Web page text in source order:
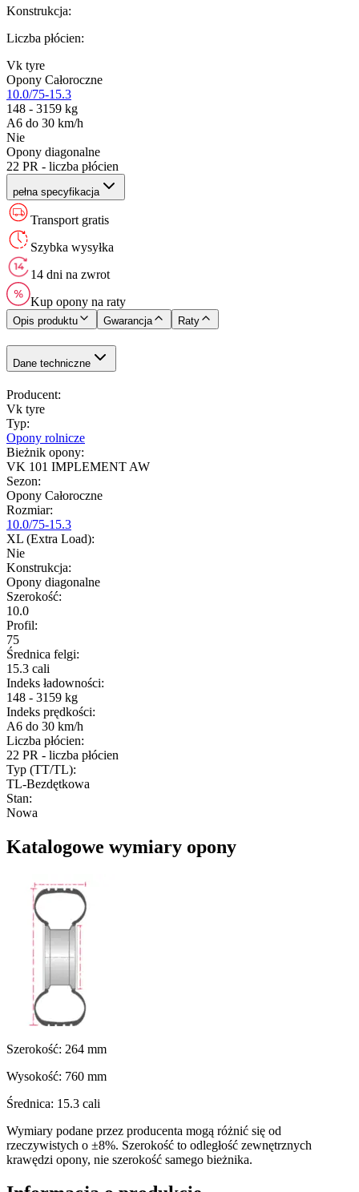
Konstrukcja:
Liczba płócien:
Vk tyre
Opony Całoroczne
10.0/75-15.3
148 - 3159 kg
A6 do 30 km/h
Nie
Opony diagonalne
22 PR - liczba płócien
pełna specyfikacja
Transport gratis
Szybka wysyłka
14 dni na zwrot
Kup opony na raty
Opis produktu Gwarancja Raty
Dane techniczne
Producent:
Vk tyre
Typ:
Opony rolnicze
Bieżnik opony:
VK 101 IMPLEMENT AW
Sezon:
Opony Całoroczne
Rozmiar:
10.0/75-15.3
XL (Extra Load):
Nie
Konstrukcja:
Opony diagonalne
Szerokość:
10.0
Profil:
75
Średnica felgi:
15.3 cali
Indeks ładowności:
148 - 3159 kg
Indeks prędkości:
A6 do 30 km/h
Liczba płócien:
22 PR - liczba płócien
Typ (TT/TL):
TL-Bezdętkowa
Stan:
Nowa
Katalogowe wymiary opony
Szerokość: 264 mm
Wysokość: 760 mm
Średnica: 15.3 cali
Wymiary podane przez producenta mogą różnić się od
rzeczywistych o ±8%. Szerokość to odległość zewnętrznych
krawędzi opony, nie szerokość samego bieżnika.